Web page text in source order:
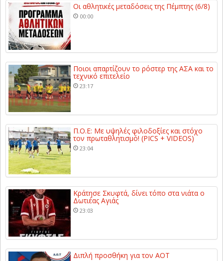
Οι αθλητικές μεταδόσεις της Πέμπτης (6/8)
00:00
Ποιοι απαρτίζουν το ρόστερ της ΑΣΑ και το
τεχνικό επιτελείο
23:17
Π.Ο.Ε: Με υψηλές φιλοδοξίες και στόχο
τον πρωταθλητισμό! (PICS + VIDEOS)
23:04
Κράτησε Σκυφτά, δίνει τόπο στα νιάτα ο
Δωτιέας Αγιάς
23:03
Διπλή προσθήκη για τον ΑΟΤ